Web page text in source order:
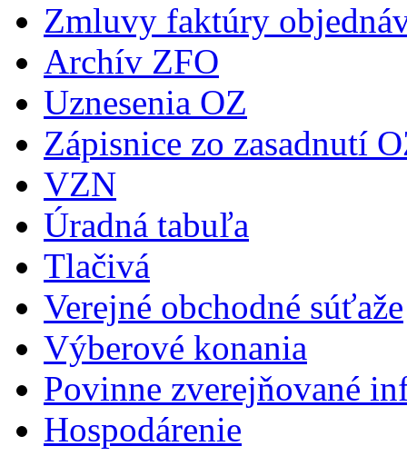
Zmluvy faktúry
Archív ZFO
Uznesenia OZ
Zápisnice zo zasadnutí
VZN
Úradná tabuľa
Tlačivá
Verejné obchodné súťaže
Výberové konania
Povinne zverejňované
Hospodárenie